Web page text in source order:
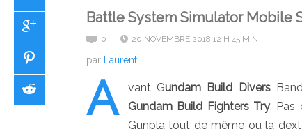
Battle System Simulator Mobile
0 20 NOVEMBRE 2018 12 H 45 MIN
par Laurent
A vant Gundam Build Divers
Gundam Build Fighters Try. Pas
Gunpla tout de même ou la